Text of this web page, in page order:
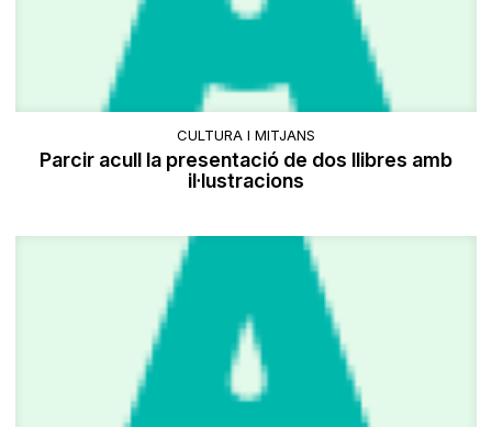
CULTURA I MITJANS
Parcir acull la presentació de dos llibres amb
il·lustracions